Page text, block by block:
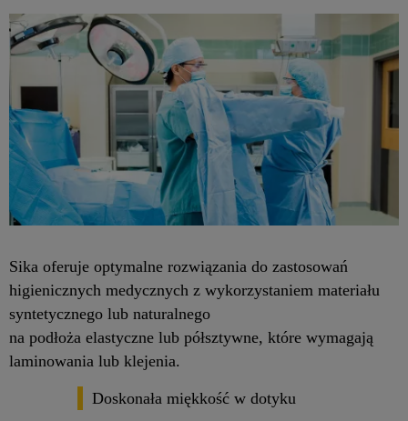
Sika oferuje optymalne rozwiązania do zastosowań
higienicznych medycznych z wykorzystaniem materiału
syntetycznego lub naturalnego
na podłoża elastyczne lub półsztywne, które wymagają
laminowania lub klejenia.
Doskonała miękkość w dotyku